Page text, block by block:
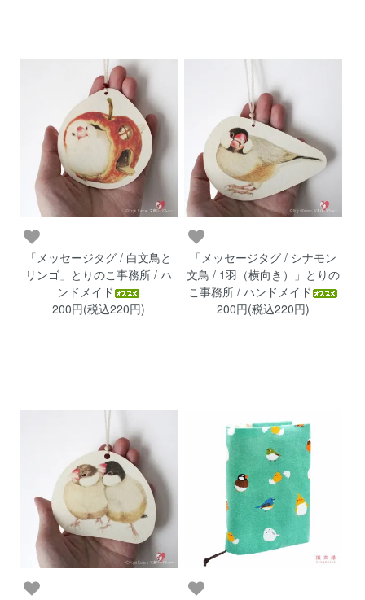
「メッセージタグ / 白文鳥と
リンゴ」とりのこ事務所 / ハ
ンドメイド
200円(税込220円)
「メッセージタグ / シナモン
文鳥 / 1羽（横向き）」とりの
こ事務所 / ハンドメイド
200円(税込220円)